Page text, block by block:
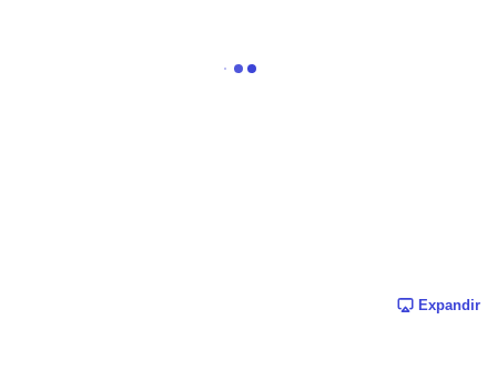
Expandir